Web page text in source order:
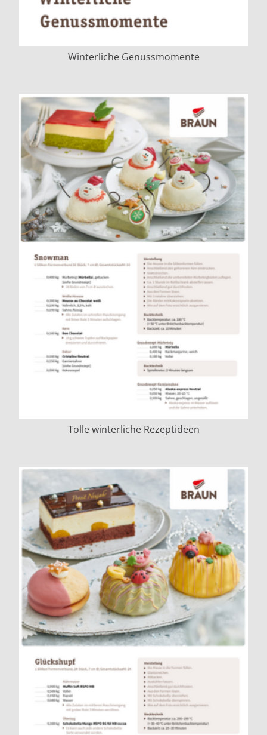
Winterliche Genussmomente
Tolle winterliche Rezeptideen